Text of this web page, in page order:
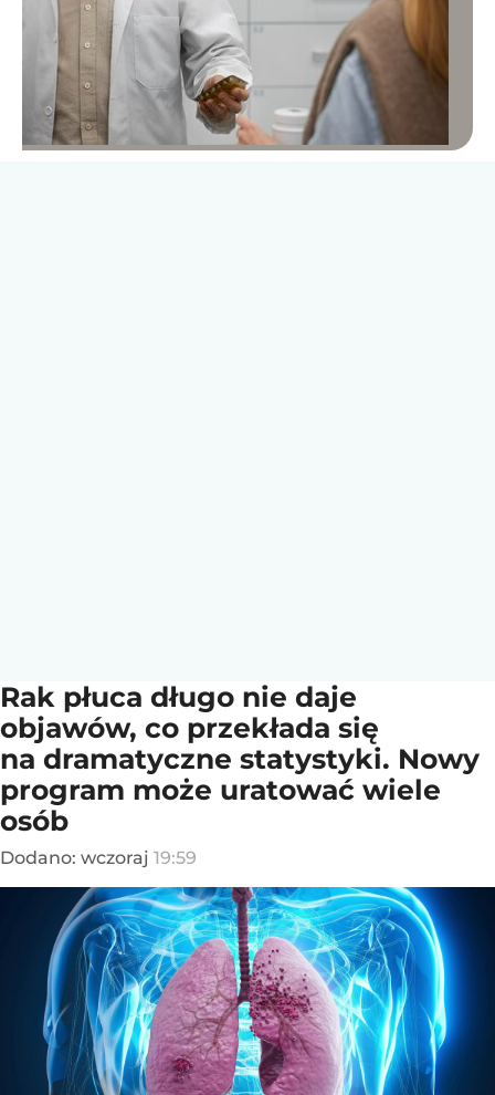
Rak płuca długo nie daje
objawów, co przekłada się
na dramatyczne statystyki. Nowy
program może uratować wiele
osób
Dodano: wczoraj 19:59